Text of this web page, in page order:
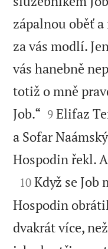
zápalnou oběť
za vás modlí.
vás hanebně
totiž o mně
Job.“ 

9 Elifaz
a Sofar
Hospodin řekl.

10 Když se Job
Hospodin
dvakrát více,